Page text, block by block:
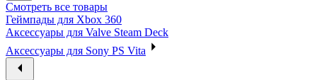
Смотреть все товары
Геймпады для Xbox 360
Аксессуары для Valve Steam Deck
Аксессуары для Sony PS Vita